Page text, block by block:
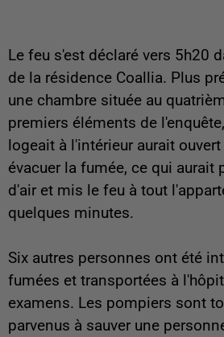
Le feu s'est déclaré vers 5h20
de la résidence Coallia. Plus
une chambre située au
premiers éléments de
logeait à l'intérieur aurait
évacuer la fumée, ce qui aurait
d'air et mis le feu à tout
quelques minutes.
Six autres personnes ont été
fumées et transportées à
examens. Les pompiers sont
parvenus à sauver une